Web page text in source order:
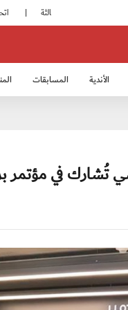
اتحاد الكرة يُشارك في الكونغرس الآسيوي الـ 36
الأندية المسابقات
تُشارك في مؤتمر